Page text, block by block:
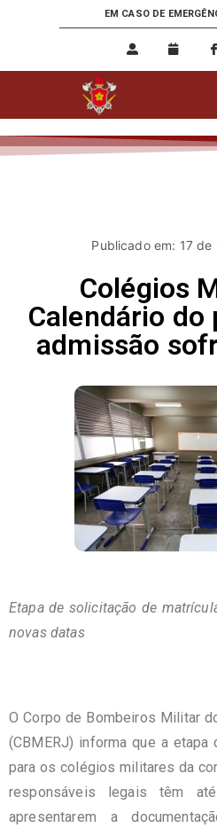
EM CASO DE
Publicado em: 17
Colégios
Calendário do
admissão
Etapa de solicitação de
novas datas
O Corpo de Bombeiros Militar
(CBMERJ) informa que a
para os colégios militares da
responsáveis legais têm
apresentarem a